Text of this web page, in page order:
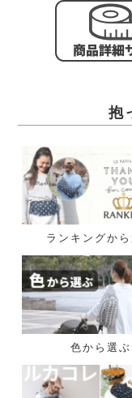
抱
ランキングか
色から選ぶ